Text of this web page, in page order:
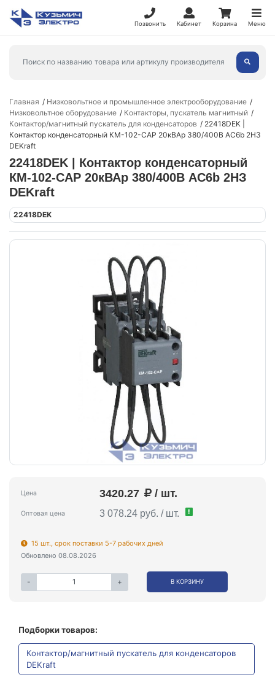
Позвонить Кабинет Корзина Меню
Главная
Низковольтное и промышленное электрооборудование
Низковольтное оборудование
Контакторы, пускатель магнитный
Контактор/магнитный пускатель для конденсаторов
22418DEK |
Контактор конденсаторный КМ-102-CAP 20кВАр 380/400В AC6b 2НЗ
DEKraft
22418DEK | Контактор конденсаторный
КМ-102-CAP 20кВАр 380/400В AC6b 2НЗ
DEKraft
22418DEK
Цена 3420.27 / шт.
Оптовая цена 3 078.24 руб. / шт. !
15 шт., срок поставки 5-7 рабочих дней
Обновлено 08.08.2026
- + В КОРЗИНУ
Подборки товаров:
Контактор/магнитный пускатель для конденсаторов
DEKraft